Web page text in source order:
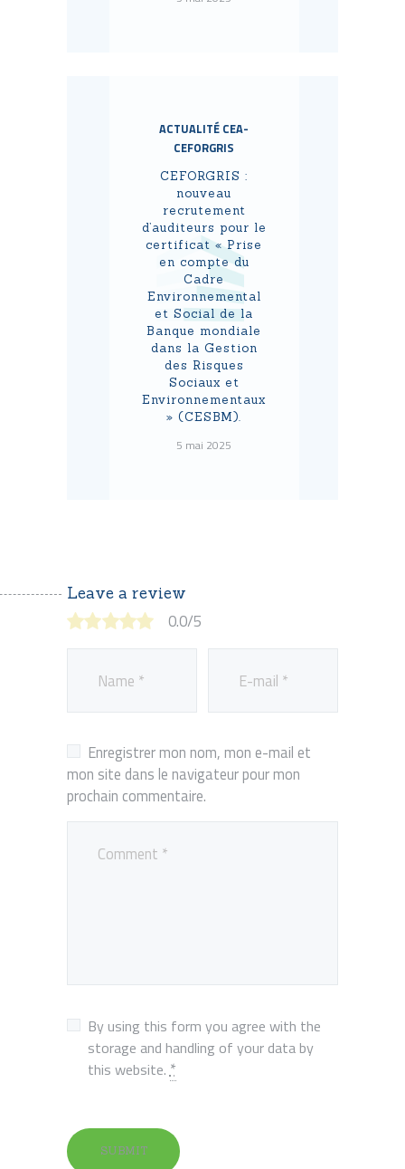
ACTUALITÉ CEA-
CEFORGRIS
CEFORGRIS :
nouveau
recrutement
d’auditeurs pour le
certificat « Prise
en compte du
Cadre
Environnemental
et Social de la
Banque mondiale
dans la Gestion
des Risques
Sociaux et
Environnementaux
» (CESBM).
5 mai 2025
Leave a review
0.0/5
Enregistrer mon nom, mon e-mail et
mon site dans le navigateur pour mon
prochain commentaire.
By using this form you agree with the
storage and handling of your data by
this website. *